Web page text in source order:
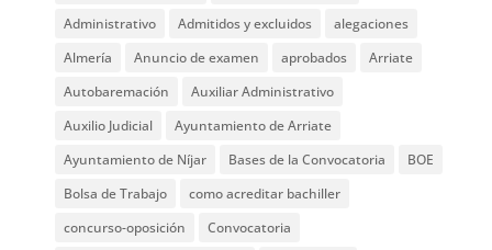
Administrativo
Admitidos y excluidos
alegaciones
Almería
Anuncio de examen aprobados
Arriate
Autobaremación
Auxiliar Administrativo
Auxilio Judicial
Ayuntamiento de Arriate
Ayuntamiento de Níjar
Bases de la Convocatoria
BOE
Bolsa de Trabajo
como acreditar bachiller
concurso-oposición
Convocatoria